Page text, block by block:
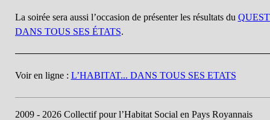
La soirée sera aussi l’occasion de présenter les résultats du
DANS TOUS SES ÉTATS.
Voir en ligne : L’HABITAT... DANS TOUS SES ETATS
2009 - 2026 Collectif pour l’Habitat Social en Pays Royannais